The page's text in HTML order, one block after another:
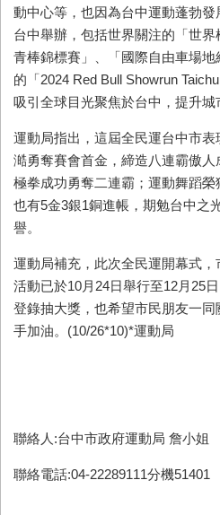
動中心等，也因為台中運動蓬勃
台中舉辦，包括世界關注的「世
青棒錦標賽」、「國際自由車場
的「2024 Red Bull Showrun
吸引全球目光聚焦於台中，提升城
運動局指出，這屆全民運台中市
澔勇奪賽會首金，締造八連霸傲
極拳成功勇奪二連霸；運動舞蹈榮
也有5金3銀1銅進帳，期勉台中之
譽。
運動局補充，此次全民運開幕式，
活動已於10月 24日舉行至12月 25
登錄抽大獎，也希望市民朋友一
手加油。(10/26*10)*運動局
聯絡人:台中市政府運動局 詹小姐
聯絡電話:04-22289111分機51401